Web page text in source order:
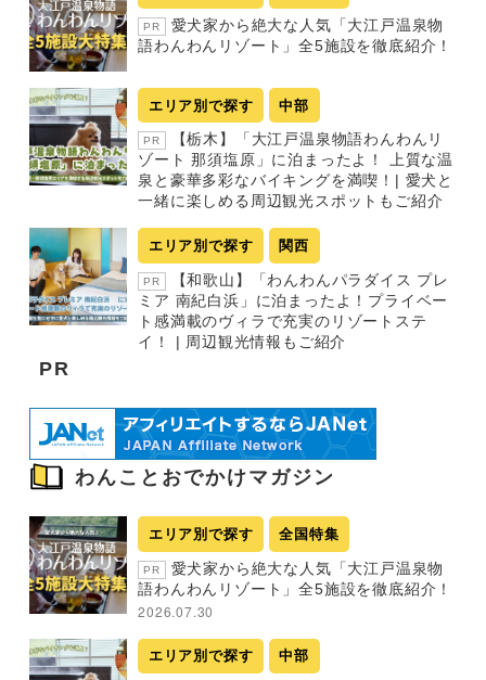
PR
愛犬家から絶大な人気「大江戸温泉物
語わんわんリゾート」全5施設を徹底紹介！
エリア別で探す 中部
PR
【栃木】「大江戸温泉物語わんわんリ
ゾート 那須塩原」に泊まったよ！ 上質な温
泉と豪華多彩なバイキングを満喫！| 愛犬と
一緒に楽しめる周辺観光スポットもご紹介
エリア別で探す 関西
PR
【和歌山】「わんわんパラダイス プレ
ミア 南紀白浜」に泊まったよ！プライベー
ト感満載のヴィラで充実のリゾートステ
イ！ | 周辺観光情報もご紹介
PR
わんことおでかけマガジン
エリア別で探す 全国特集
PR
愛犬家から絶大な人気「大江戸温泉物
語わんわんリゾート」全5施設を徹底紹介！
2026.07.30
エリア別で探す 中部